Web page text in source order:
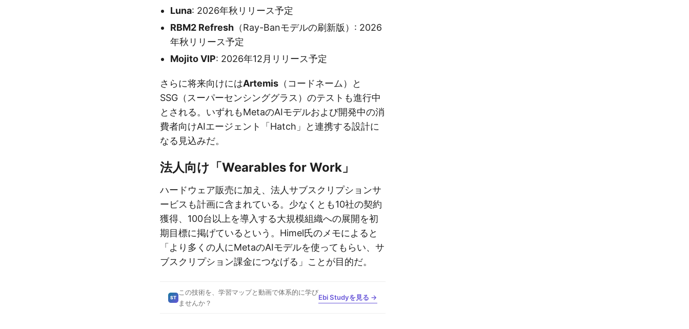
Luna: 2026年秋リリース予定
RBM2 Refresh （Ray-Banモデルの刷新版）: 2026
年秋リリース予定
Mojito VIP: 2026年12月リリース予定
さらに将来向けにはArtemis （コードネーム）と
SSG（スーパーセンシンググラス）のテストも進行中
とされる。いずれもMetaのAIモデルおよび開発中の消
費者向けAIエージェント「Hatch」と連携する設計に
なる見込みだ。
法人向け「Wearables for Work」
ハードウェア販売に加え、法人サブスクリプションサ
ービスも計画に含まれている。少なくとも10社の契約
獲得、100台以上を導入する大規模組織への展開を初
期目標に掲げているという。Himel氏のメモによると
「より多くの人にMetaのAIモデルを使ってもらい、サ
ブスクリプション課金につなげる」ことが目的だ。
ST
この技術を、学習マップと動画で体系的に学び
ませんか？
Ebi Studyを見る →